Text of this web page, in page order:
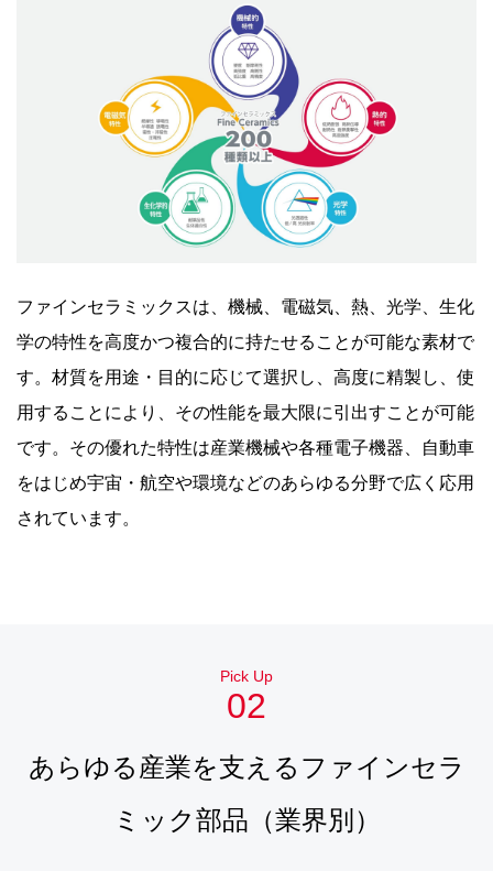
ファインセラミックスは、機械、電磁気、熱、光学、生化
学の特性を高度かつ複合的に持たせることが可能な素材で
す。材質を用途・目的に応じて選択し、高度に精製し、使
用することにより、その性能を最大限に引出すことが可能
です。その優れた特性は産業機械や各種電子機器、自動車
をはじめ宇宙・航空や環境などのあらゆる分野で広く応用
されています。
Pick Up
02
あらゆる産業を支えるファインセラ
ミック部品（業界別）